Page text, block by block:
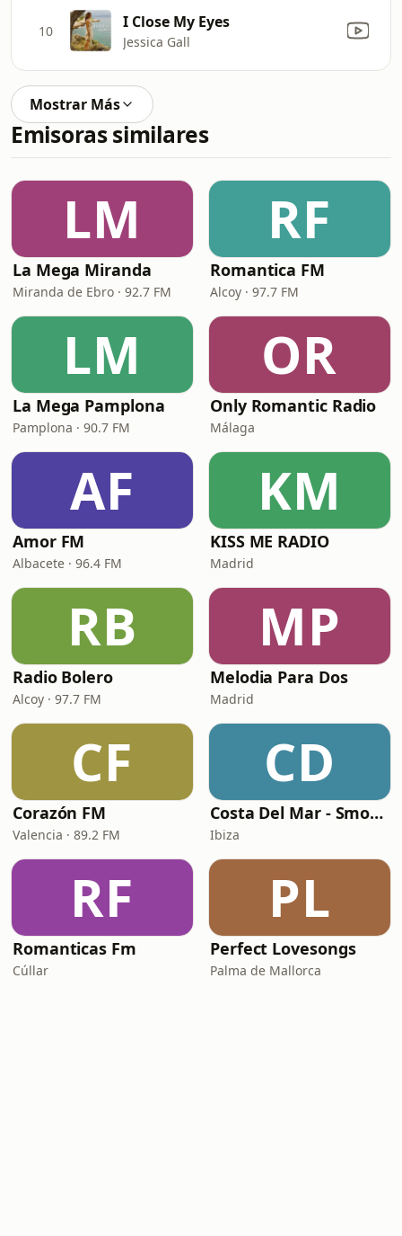
10 I Close My Eyes
Jessica Gall
Mostrar Más
Emisoras similares
LM
La Mega Miranda
Miranda de Ebro · 92.7 FM
RF
Romantica FM
Alcoy · 97.7 FM
LM
La Mega Pamplona
Pamplona · 90.7 FM
OR
Only Romantic Radio
Málaga
AF
Amor FM
Albacete · 96.4 FM
KM
KISS ME RADIO
Madrid
RB
Radio Bolero
Alcoy · 97.7 FM
MP
Melodia Para Dos
Madrid
CF
Corazón FM
Valencia · 89.2 FM
CD
Costa Del Mar - Smooth Jazz
Ibiza
RF
Romanticas Fm
Cúllar
PL
Perfect Lovesongs
Palma de Mallorca